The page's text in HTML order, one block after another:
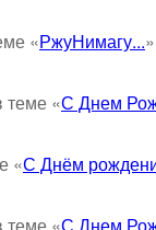
«РжуНимагу...
теме «С Днем
«С Днём